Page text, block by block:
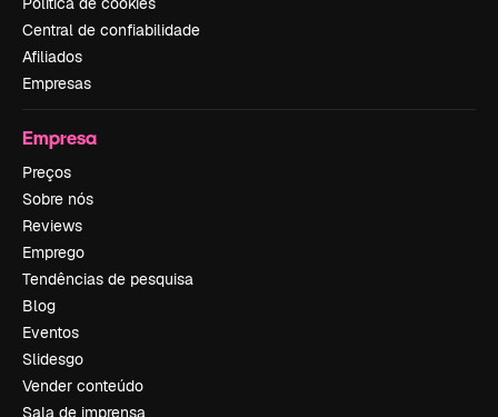
Central de confiabilidade
Afiliados
Empresas
Empresa
Preços
Sobre nós
Reviews
Emprego
Tendências de pesquisa
Blog
Eventos
Slidesgo
Vender conteúdo
Sala de imprensa